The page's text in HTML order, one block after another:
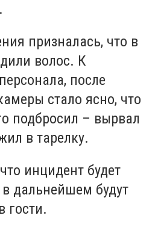
призналась, что в
волос. К
после
стало ясно, что
подбросил – вырвал
в тарелку.
инцидент будет
в дальнейшем будут
гости.